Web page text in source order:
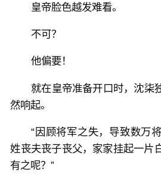
皇帝脸色越发难看。
不可？
他偏要！
就在皇帝准备开口时，沈柒
然响起。
“因顾将军之失，导致数万
姓丧夫丧子丧父，家家挂起一片
有之呢？”